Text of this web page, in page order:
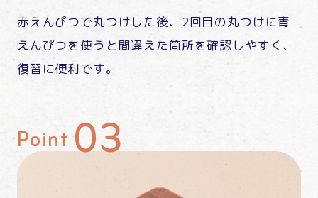
赤えんぴつで丸つけした後、2回目の丸つけに青
えんぴつを使うと間違えた箇所を確認しやすく、
復習に便利です。
Point